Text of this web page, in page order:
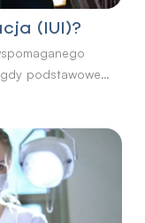
(IUI)?
podstawowe
efektu, w tym